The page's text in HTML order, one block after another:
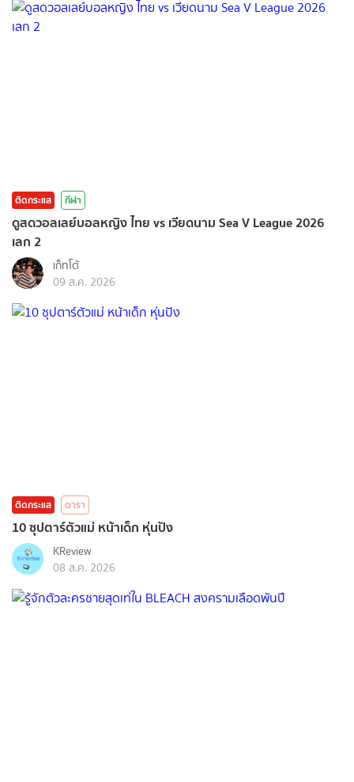
ติดกระแส กีฬา
ดูสดวอลเลย์บอลหญิง ไทย vs เวียดนาม Sea V League 2026
เลก 2
เก็ทโต้
09 ส.ค. 2026
ติดกระแส ดารา
10 ซุปตาร์ตัวแม่ หน้าเด็ก หุ่นปัง
KReview
08 ส.ค. 2026